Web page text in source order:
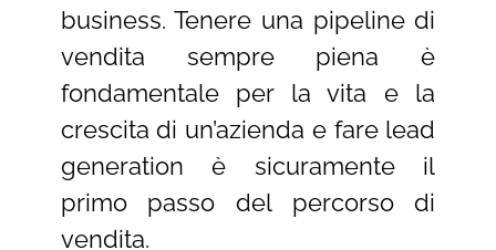
business. Tenere una pipeline di
vendita sempre piena è
fondamentale per la vita e la
crescita di un’azienda e fare lead
generation è sicuramente il
primo passo del percorso di
vendita.